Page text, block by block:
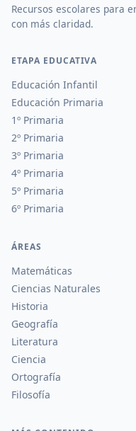
Recursos escolares para
con más claridad.
ETAPA EDUCATIVA
Educación Infantil
Educación Primaria
1º Primaria
2º Primaria
3º Primaria
4º Primaria
5º Primaria
6º Primaria
ÁREAS
Matemáticas
Ciencias Naturales
Historia
Geografía
Literatura
Ciencia
Ortografía
Filosofía